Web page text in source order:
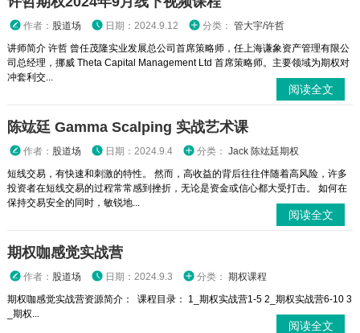
作者： 股道场 日期：2024.9.12 分类： 管大宇/许哲
讲师简介 许哲 曾任茂隆实业发展总公司首席策略师，任上海谦象资产管理有限公
司总经理，挪威 Theta Capital Management Ltd 首席策略师。主要领域为期权对
冲套利交...
阅读全文
陈竑廷 Gamma Scalping 实战艺术课
作者： 股道场 日期：2024.9.4 分类： Jack 陈竑廷期权
短线交易，有快速和刺激的特性。 然而，高收益的背后往往伴随着高风险，许多
投资者在短线交易的过程常常感到挫折，无论是资金或信心都大受打击。 如何在
保持交易安全的同时，敏锐地...
阅读全文
期权咖感觉实战营
作者： 股道场 日期：2024.9.3 分类： 期权课程
期权咖感觉实战营资源简介： 课程目录： 1_期权实战营1-5 2_期权实战营6-10 3
_期权...
阅读全文